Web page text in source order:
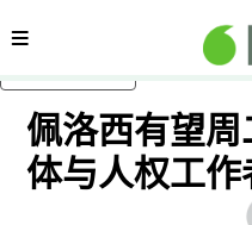
内容分类
佩洛西有望周
体与人权工作